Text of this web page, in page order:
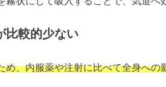
較的少ない
め、内服薬や注射に比べて全身への